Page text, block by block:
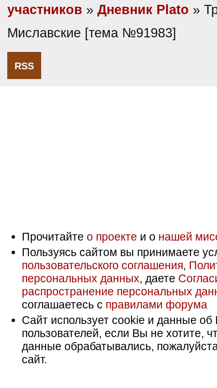
участников » Дневник Plato »
Миславские [тема №91983]
RSS
Прочитайте о проекте и о нашей
Пользуясь сайтом вы принимаете
пользовательского соглашения,
персональных данных, даете
распространение персональных
соглашаетесь с правилами форума
Сайт использует cookie и данные об
пользователей, если Вы не хотите,
данные обрабатывались,
сайт.